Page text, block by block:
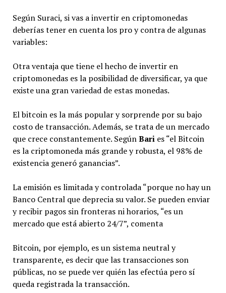
Según Suraci, si vas a invertir en criptomonedas
deberías tener en cuenta los pro y contra de algunas
variables:
Otra ventaja que tiene el hecho de invertir en
criptomonedas es la posibilidad de diversificar, ya que
existe una gran variedad de estas monedas.
El bitcoin es la más popular y sorprende por su bajo
costo de transacción. Además, se trata de un mercado
que crece constantemente. SegúnBari es “el Bitcoin
es la criptomoneda más grande y robusta, el 98% de
existencia generó ganancias”.
La emisión es limitada y controlada “porque no hay un
Banco Central que deprecia su valor. Se pueden enviar
y recibir pagos sin fronteras ni horarios, “es un
mercado que está abierto 24/7”, comenta
Bitcoin, por ejemplo, es un sistema neutral y
transparente, es decir que las transacciones son
públicas, no se puede ver quién las efectúa pero sí
queda registrada la transacción.